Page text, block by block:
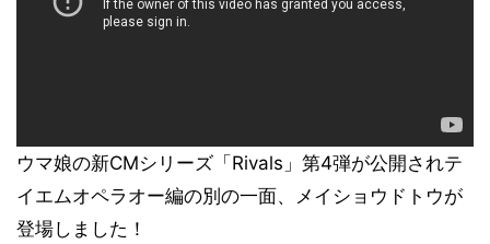
ウマ娘の新CMシリーズ「Rivals」第4弾が公開されテ
イエムオペラオー編の別の一面、メイショウドトウが
登場しました！